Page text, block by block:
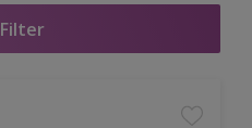
Filter